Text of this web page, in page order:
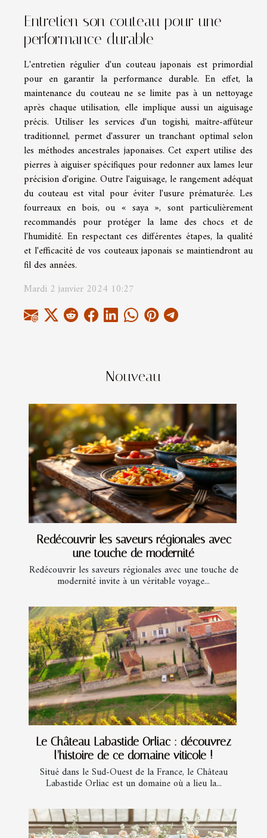
Nouveau
Redécouvrir les saveurs régionales avec
une touche de modernité
Redécouvrir les saveurs régionales avec une touche de
modernité invite à un véritable voyage...
Le Château Labastide Orliac : découvrez
l’histoire de ce domaine viticole !
Situé dans le Sud-Ouest de la France, le Château
Labastide Orliac est un domaine où a lieu la...
Entretien son couteau pour une
performance durable
L'entretien régulier d'un couteau japonais est primordial
pour en garantir la performance durable. En effet, la
maintenance du couteau ne se limite pas à un nettoyage
après chaque utilisation, elle implique aussi un aiguisage
précis. Utiliser les services d'un togishi, maître-affûteur
traditionnel, permet d'assurer un tranchant optimal selon
les méthodes ancestrales japonaises. Cet expert utilise des
pierres à aiguiser spécifiques pour redonner aux lames leur
précision d'origine. Outre l'aiguisage, le rangement adéquat
du couteau est vital pour éviter l'usure prématurée. Les
fourreaux en bois, ou « saya », sont particulièrement
recommandés pour protéger la lame des chocs et de
l'humidité. En respectant ces différentes étapes, la qualité
et l'efficacité de vos couteaux japonais se maintiendront au
fil des années.
Mardi 2 janvier 2024 10:27